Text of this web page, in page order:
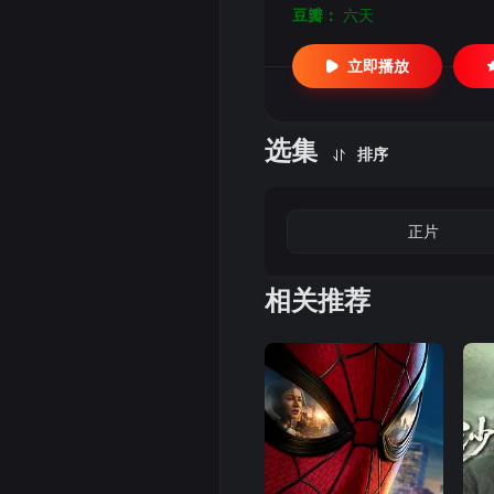
豆瓣： 六天
立即播放
选集 排序
正片
相关推荐